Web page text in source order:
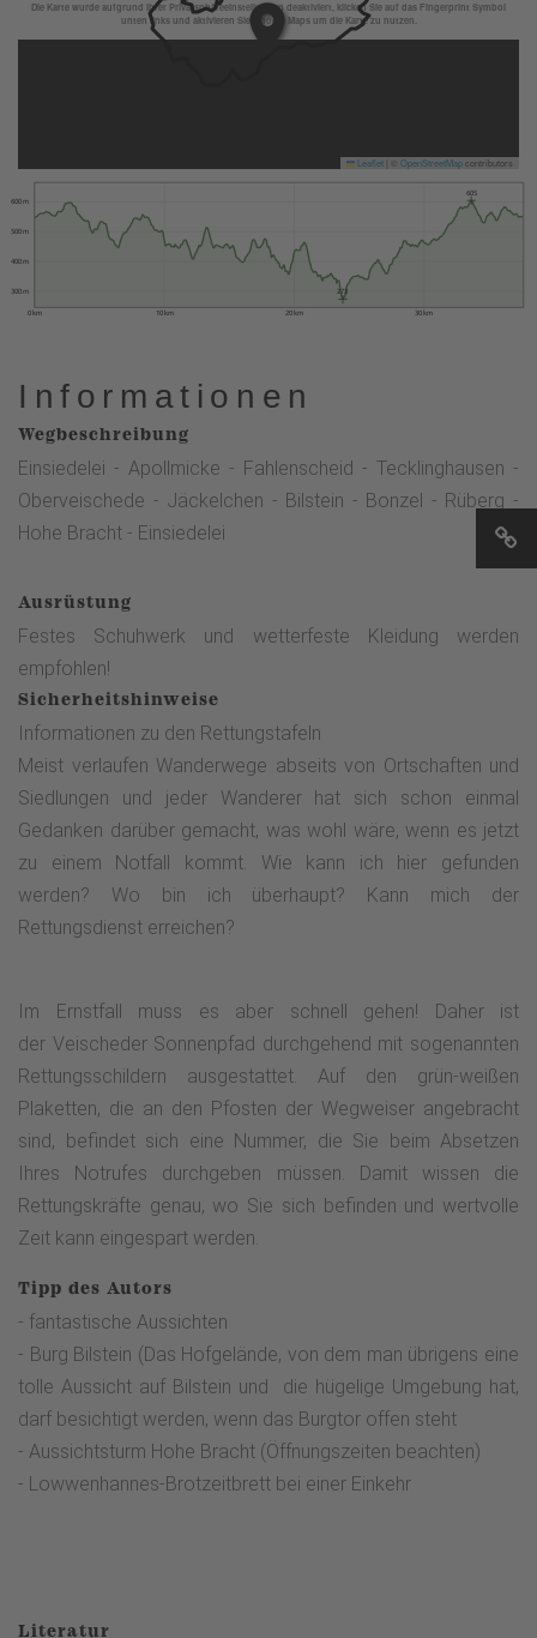
Die Karte wurde aufgrund Ihrer Privatsphäreeinstellungen deaktiviert, klicken Sie auf das Fingerprint Symbol
unten links und aktivieren Sie Google Maps um die Karte zu nutzen.
Leaflet OpenStreetMapcontributors
0 km 10 km 20 km 30 km
300 m
400 m
500 m
600 m
273
605
Informationen
Wegbeschreibung
Einsiedelei - Apollmicke - Fahlenscheid - Tecklinghausen -
Oberveischede - Jäckelchen - Bilstein - Bonzel - Rüberg -
Hohe Bracht - Einsiedelei
Ausrüstung
Festes Schuhwerk und wetterfeste Kleidung werden
empfohlen!
Sicherheitshinweise
Informationen zu den Rettungstafeln
Meist verlaufen Wanderwege abseits von Ortschaften und
Siedlungen und jeder Wanderer hat sich schon einmal
Gedanken darüber gemacht, was wohl wäre, wenn es jetzt
zu einem Notfall kommt. Wie kann ich hier gefunden
werden? Wo bin ich überhaupt? Kann mich der
Rettungsdienst erreichen?
Im Ernstfall muss es aber schnell gehen! Daher ist
der Veischeder Sonnenpfad durchgehend mit sogenannten
Rettungsschildern ausgestattet. Auf den grün-weißen
Plaketten, die an den Pfosten der Wegweiser angebracht
sind, befindet sich eine Nummer, die Sie beim Absetzen
Ihres Notrufes durchgeben müssen. Damit wissen die
Rettungskräfte genau, wo Sie sich befinden und wertvolle
Zeit kann eingespart werden.
Tipp des Autors
- fantastische Aussichten
- Burg Bilstein (Das Hofgelände, von dem man übrigens eine
tolle Aussicht auf Bilstein und die hügelige Umgebung hat,
darf besichtigt werden, wenn das Burgtor offen steht
- Aussichtsturm Hohe Bracht (Öffnungszeiten beachten)
- Lowwenhannes-Brotzeitbrett bei einer Einkehr
Literatur